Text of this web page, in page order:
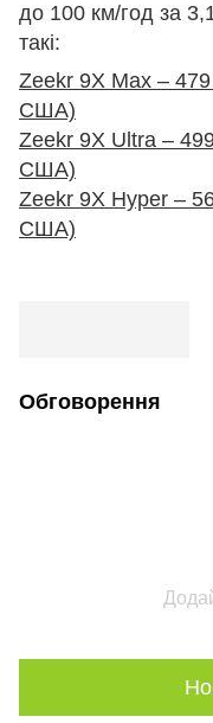
до 100 км/год за
такі:
Zeekr 9X Max –
США)
Zeekr 9X Ultra –
США)
Zeekr 9X Hyper –
США)
Обговорення